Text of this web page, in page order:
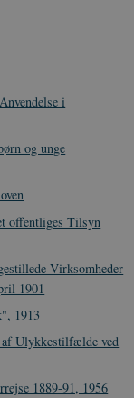
i
og unge
offentliges Tilsyn
Virksomheder
1901
1913
af Ulykkestilfælde ved
1889-91, 1956